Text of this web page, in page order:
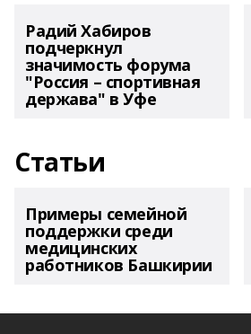
Радий Хабиров
подчеркнул
значимость форума
"Россия – спортивная
держава" в Уфе
Статьи
Примеры семейной
поддержки среди
медицинских
работников Башкирии